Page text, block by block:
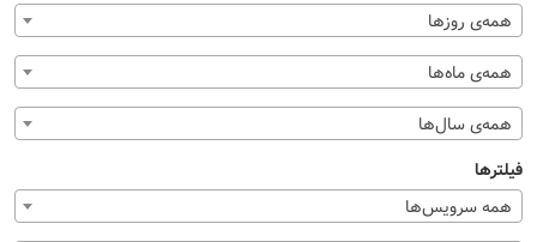
همه‌ی روزها
همه‌ی ماه‌ها
همه‌ی سال‌ها
فیلترها
همه سرویس‌ها